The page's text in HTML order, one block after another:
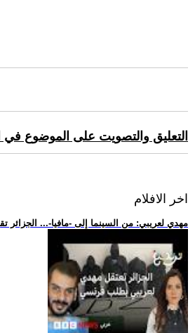
التعليق والتصويت على الموضوع في
اخر الافلام
.. مهدي لعريبي: من السينما إلى -مافيا-...